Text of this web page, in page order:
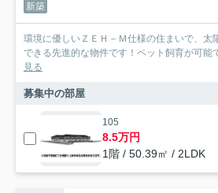
新築
環境に優しいＺＥＨ－Ｍ仕様の住まいで、太
できる先進的な物件です！ペット飼育が可能
見る
募集中の部屋
105
8.5万円
1階 / 50.39㎡ / 2LDK